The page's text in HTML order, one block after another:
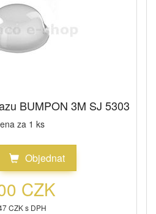
BUMPON 3M SJ 5303
za 1 ks
Objednat
CZK
CZK s DPH